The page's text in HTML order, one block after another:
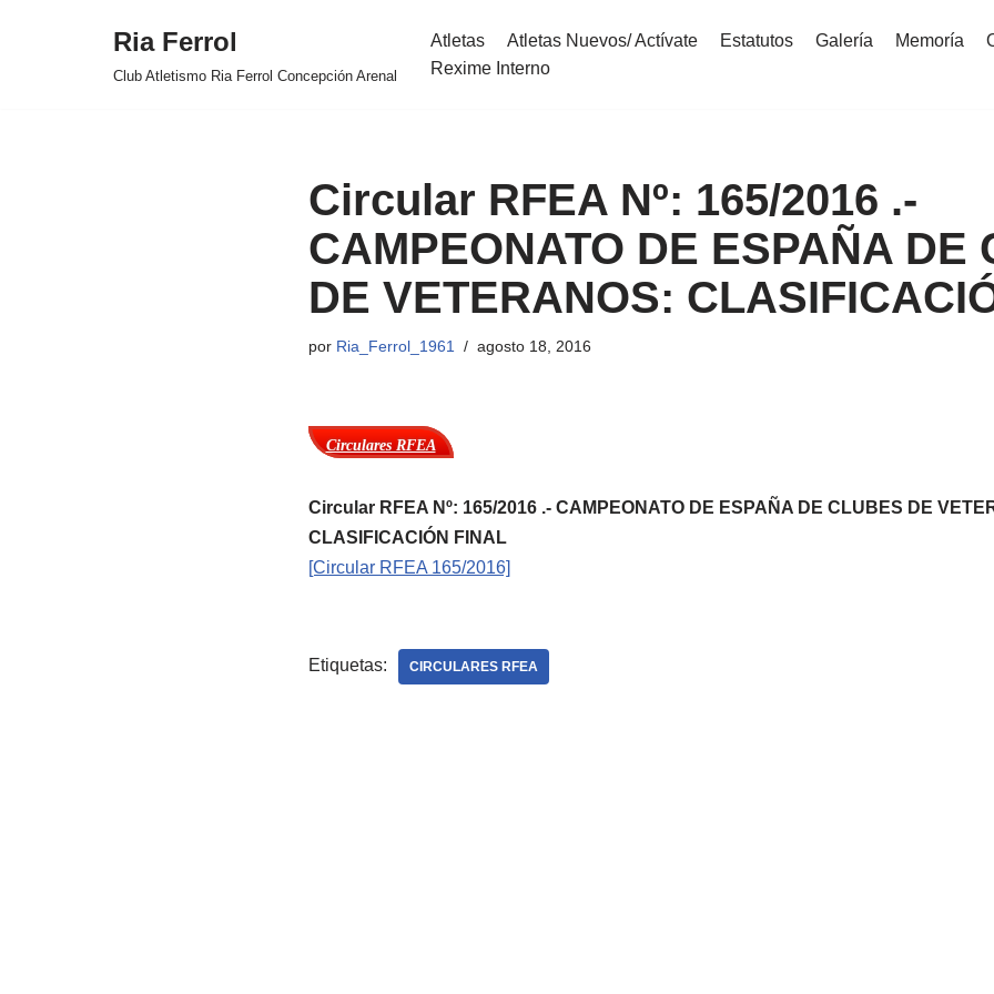
Ria Ferrol
Club Atletismo Ria Ferrol Concepción Arenal
Atletas Atletas Nuevos/ Actívate Estatutos Galería Memoría
Rexime Interno
Circular RFEA Nº: 165/2016 .-
CAMPEONATO DE ESPAÑA DE
DE VETERANOS:
por Ria_Ferrol_1961 agosto 18, 2016
Circulares RFEA
Circular RFEA Nº: 165/2016 .- CAMPEONATO DE ESPAÑA DE CLUBES DE
CLASIFICACIÓN FINAL
[Circular RFEA 165/2016]
Etiquetas: CIRCULARES RFEA